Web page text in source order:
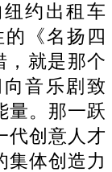
约出租车
的《名扬四
就是那个
音乐剧致
量。那一跃
代创意人才
集体创造力